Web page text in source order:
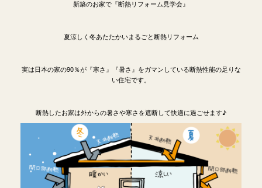
新築のお家で『断熱リフォーム見学会』
夏涼しく冬あたたかいまるごと断熱リフォーム
実は日本の家の90％が『寒さ』『暑さ』をガマンしている断熱性能の足りな
い住宅です。
断熱したお家は外からの暑さや寒さを遮断して快適に過ごせます♪